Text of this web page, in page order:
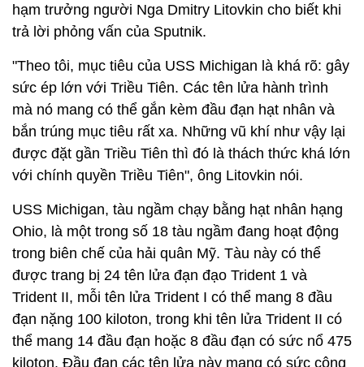
hạm trưởng người Nga Dmitry Litovkin cho biết khi
trả lời phỏng vấn của Sputnik.
"Theo tôi, mục tiêu của USS Michigan là khá rõ: gây
sức ép lớn với Triều Tiên. Các tên lửa hành trình
mà nó mang có thể gắn kèm đầu đạn hạt nhân và
bắn trúng mục tiêu rất xa. Những vũ khí như vậy lại
được đặt gần Triều Tiên thì đó là thách thức khá lớn
với chính quyền Triều Tiên", ông Litovkin nói.
USS Michigan, tàu ngầm chạy bằng hạt nhân hạng
Ohio, là một trong số 18 tàu ngầm đang hoạt động
trong biên chế của hải quân Mỹ. Tàu này có thể
được trang bị 24 tên lửa đạn đạo Trident 1 và
Trident II, mỗi tên lửa Trident I có thể mang 8 đầu
đạn nặng 100 kiloton, trong khi tên lửa Trident II có
thể mang 14 đầu đạn hoặc 8 đầu đạn có sức nổ 475
kiloton. Đầu đạn các tên lửa này mang có sức công